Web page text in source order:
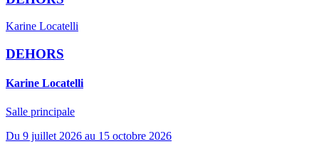
Karine Locatelli
DEHORS
Karine Locatelli
Salle principale
Du 9 juillet 2026 au 15 octobre 2026